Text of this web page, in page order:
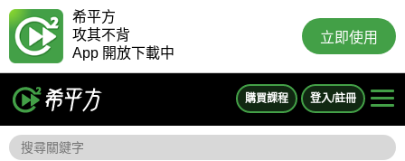
希平方
攻其不背
App 開放下載中
立即使用
購買課程 登入/註冊